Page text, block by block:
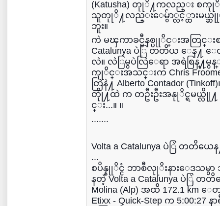
(Katusha) တုုိ႔ကလည္း
သူတုုိ႔လည္းေမွ်ာ္လင့္ထားမယ္
ဘူး။
ကဲ မၾကာခင္မီနစ္ပုုိင္းအတြင္း
Catalunya ပဲြ တတိယ ေန႔ ေ
လဲ။ လဲြမွပဲလြဲေရာ အရဲစြန္႔
ကုုိင္းအသင္းက Chris Froome
တြဲနဲ႔ Alberto Contador
တိုု႔ထဲ က တဦးဦးအနုုိင္ရမယ္လိုု
င္း...။ ။
.......
Volta a Catalunya ပဲြဲ တတိယေန
...
စပိန္နုုိင္ငံ ဘာစီလုုိးနားေဒသမွ
နတဲ့ Volta a Catalunya ပဲြဲ တတိ
Molina (Alp) အထိ 172.1 km ေတ
Etixx - Quick-Step က